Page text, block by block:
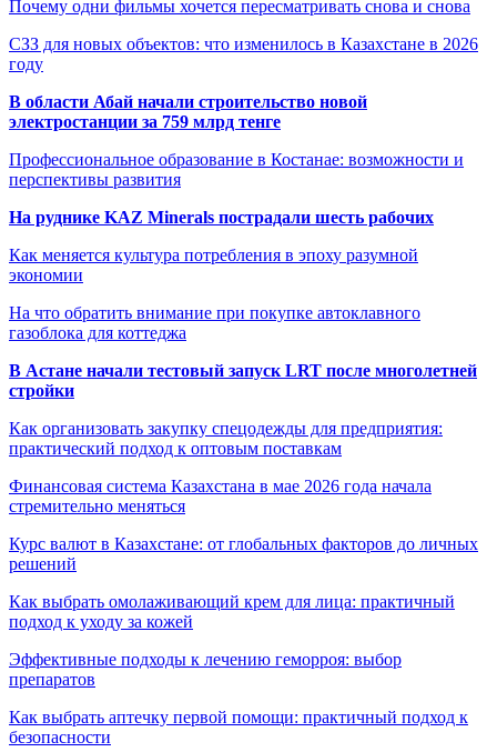
Почему одни фильмы хочется пересматривать снова и снова
СЗЗ для новых объектов: что изменилось в Казахстане в 2026
году
В области Абай начали строительство новой
электростанции за 759 млрд тенге
Профессиональное образование в Костанае: возможности и
перспективы развития
На руднике KAZ Minerals пострадали шесть рабочих
Как меняется культура потребления в эпоху разумной
экономии
На что обратить внимание при покупке автоклавного
газоблока для коттеджа
В Астане начали тестовый запуск LRT после многолетней
стройки
Как организовать закупку спецодежды для предприятия:
практический подход к оптовым поставкам
Финансовая система Казахстана в мае 2026 года начала
стремительно меняться
Курс валют в Казахстане: от глобальных факторов до личных
решений
Как выбрать омолаживающий крем для лица: практичный
подход к уходу за кожей
Эффективные подходы к лечению геморроя: выбор
препаратов
Как выбрать аптечку первой помощи: практичный подход к
безопасности